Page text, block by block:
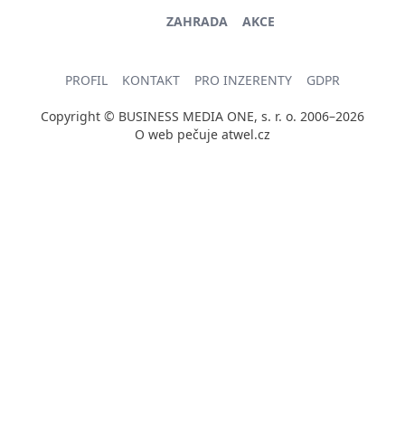
ZAHRADA
AKCE
PROFIL KONTAKT PRO INZERENTY GDPR
Copyright © BUSINESS MEDIA ONE, s. r. o. 2006–2026